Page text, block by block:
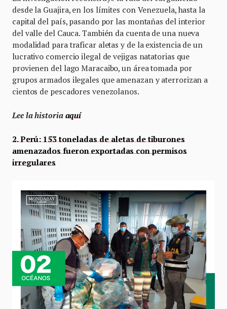
desde la Guajira, en los límites con Venezuela, hasta la
capital del país, pasando por las montañas del interior
del valle del Cauca. También da cuenta de una nueva
modalidad para traficar aletas y de la existencia de un
lucrativo comercio ilegal de vejigas natatorias que
provienen del lago Maracaibo, un área tomada por
grupos armados ilegales que amenazan y aterrorizan a
cientos de pescadores venezolanos.
Lee la historia aquí
2. Perú: 153 toneladas de aletas de tiburones
amenazados fueron exportadas con permisos
irregulares